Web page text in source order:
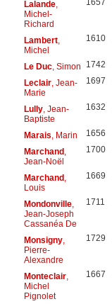
Lalande,
Michel-
Richard
1657
Lambert,
Michel
1610
Le Duc, Simon 1742
Leclair, Jean-
Marie
1697
Lully, Jean-
Baptiste
1632
Marais , Marin 1656
Marchand,
Jean-Noël
1700
Marchand,
Louis
1669
Mondonville,
Jean-Joseph
Cassanéa De
1711
Monsigny,
Pierre-
Alexandre
1729
Monteclair,
Michel
Pignolet
1667